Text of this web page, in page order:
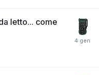
letto... come